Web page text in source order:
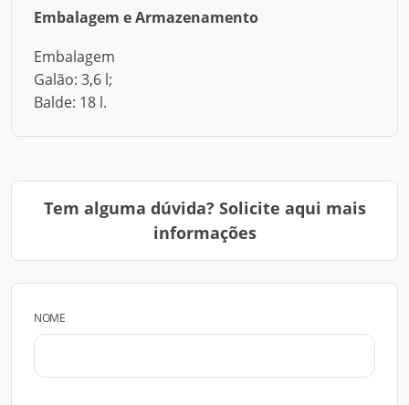
Embalagem e Armazenamento
Embalagem
Galão: 3,6 l;
Balde: 18 l.
Tem alguma dúvida? Solicite aqui mais
informações
NOME